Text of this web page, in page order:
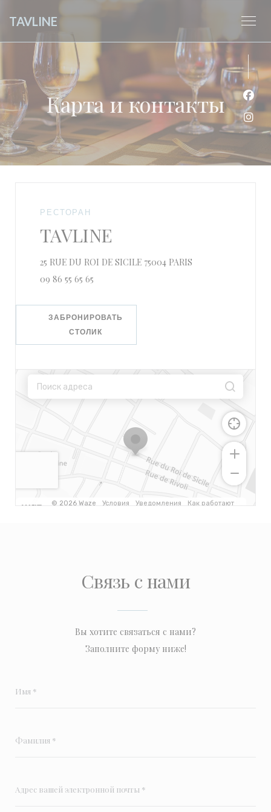
TAVLINE
Карта и контакты
РЕСТОРАН
TAVLINE
25 RUE DU ROI DE SICILE 75004 PARIS
09 86 55 65 65
ЗАБРОНИРОВАТЬ
СТОЛИК
Связь с нами
Вы хотите связаться с нами?
Заполните форму ниже!